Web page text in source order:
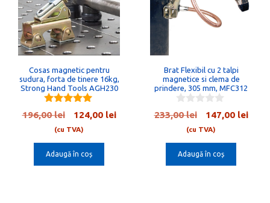
Cosas magnetic pentru
sudura, forta de tinere 16kg,
Strong Hand Tools AGH230
5.00
out of 5
196,00lei
Prețul
inițial
a
fost:
124,00 leiPrețul
(cu TVA)
Adaugă în coș
Brat Flexibil cu 2 talpi
magnetice si clema de
prindere, 305 mm, MFC312
0
o
f
5
233,00lei
Prețul
inițial
a
fost:
147,00 lei
(cu TVA)
Adaugă în coș